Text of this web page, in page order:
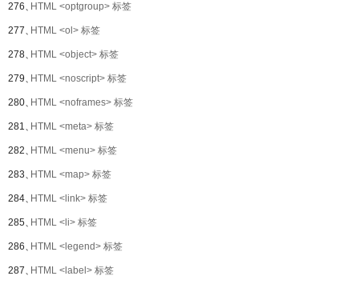
276、HTML <optgroup> 标签
277、HTML <ol> 标签
278、HTML <object> 标签
279、HTML <noscript> 标签
280、HTML <noframes> 标签
281、HTML <meta> 标签
282、HTML <menu> 标签
283、HTML <map> 标签
284、HTML <link> 标签
285、HTML <li> 标签
286、HTML <legend> 标签
287、HTML <label> 标签